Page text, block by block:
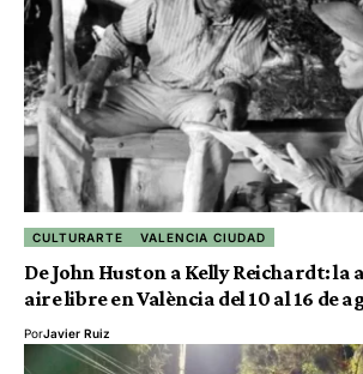
CULTURARTE VALENCIA CIUDAD
De John Huston a Kelly Reichardt: la
aire libre en València del 10 al 16 de
PorJavier Ruiz